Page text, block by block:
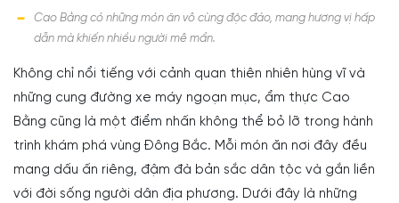
Cao Bằng có những món ăn vô cùng độc đáo, mang hương vị hấp
dẫn mà khiến nhiều người mê mẩn.
Không chỉ nổi tiếng với cảnh quan thiên nhiên hùng vĩ và
những cung đường xe máy ngoạn mục, ẩm thực Cao
Bằng cũng là một điểm nhấn không thể bỏ lỡ trong hành
trình khám phá vùng Đông Bắc. Mỗi món ăn nơi đây đều
mang dấu ấn riêng, đậm đà bản sắc dân tộc và gắn liền
với đời sống người dân địa phương. Dưới đây là những